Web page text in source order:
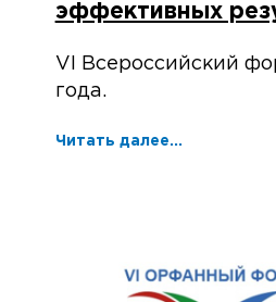
эффективных
VI Всероссийский
года.
Читать далее...